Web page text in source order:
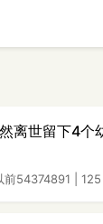
离世留下4个
前54374891